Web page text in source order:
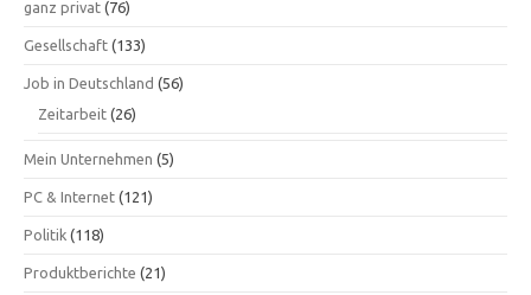
ganz privat (76)
Gesellschaft (133)
Job in Deutschland (56)
Zeitarbeit (26)
Mein Unternehmen (5)
PC & Internet (121)
Politik (118)
Produktberichte (21)